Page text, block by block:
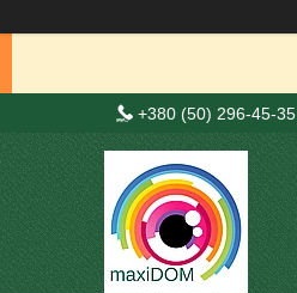
+380 (50) 296-45-35